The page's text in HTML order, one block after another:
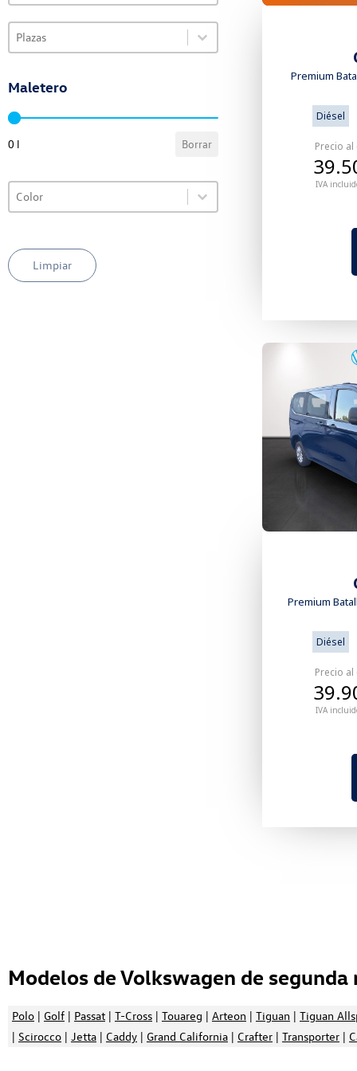
VO Selector de plazas
Select content
Select content
Maletero
VO Selector de maletero
0 l Borrar
VO Selector de color
Select content
Select content
Limpiar
Premium
Diésel
Precio
IVA
Premium
Diésel
Precio
IVA
Modelos de Volkswagen de segunda
Polo | Golf | Passat | T-Cross | Touareg | Arteon | Tiguan | Tiguan
| Scirocco | Jetta | Caddy | Grand California | Crafter | Transporter |